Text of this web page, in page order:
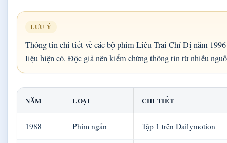
LƯU Ý
Thông tin chi tiết về các bộ phim Liêu Trai Chí Dị năm
liệu hiện có. Độc giả nên kiểm chứng thông tin từ nhiều
NĂM LOẠI CHI TIẾT
1988 Phim ngắn Tập 1 trên Dailymotion